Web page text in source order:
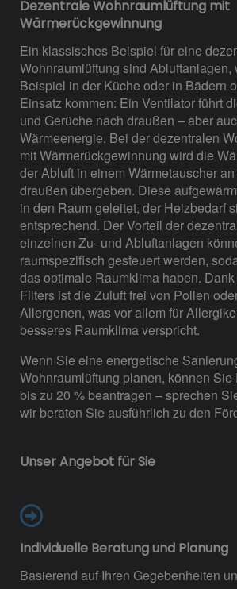
Dezentrale Wohnraumlüftung mit
Wärmerückgewinnung
Ein klassisches Beispiel für eine
Wohnraumlüftung sind Abluftanlagen,
Beispiel in der Küche oder in Bädern
Einsatz kommen: Ein Ventilator führt
und Gerüche nach draußen – aber
Wärmeenergie. Bei der dezentralen
mit Wärmerückgewinnung wird die
der Abluft in einem Wärmetauscher
draußen übergeben. Diese
in den Raum geleitet, der Heizbedarf
entsprechend. Der Vorteil der
einzelnen Zu- und Abluftanlagen
raumspezifisch gesteuert werden,
das optimale Raumklima haben.
Filters ist die Zuluft frei von Pollen
Allergenen, was vor allem für
besseres Raumklima verspricht.
Wenn Sie eine energetische
Wohnraumlüftung planen, können Sie
bis zu 20 % beantragen – sprechen
wir beraten Sie ausführlich zu den
Unser Angebot für Sie
Individuelle Beratung und Planung
Basierend auf Ihren Gegebenheiten